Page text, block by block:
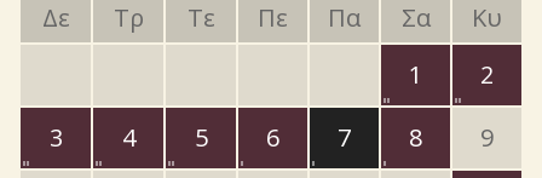
Δε Τρ Τε Πε Πα Σα
Κυ
1
2
3
4 5 6 7 8
9